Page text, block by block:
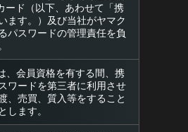
ード（以下、あわせて「携
ます。）及び当社がヤマク
パスワードの管理責任を負
、会員資格を有する間、携
ワードを第三者に利用させ
、売買、質入等をすること
します。